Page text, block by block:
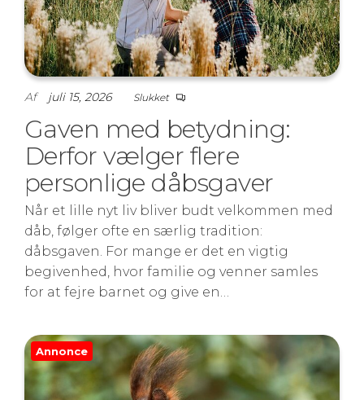
Af juli 15, 2026 Slukket
Gaven med betydning:
Derfor vælger flere
personlige dåbsgaver
Når et lille nyt liv bliver budt velkommen med
dåb, følger ofte en særlig tradition:
dåbsgaven. For mange er det en vigtig
begivenhed, hvor familie og venner samles
for at fejre barnet og give en…
Annonce